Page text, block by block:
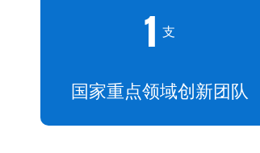
1 支
国家重点领域创新团队